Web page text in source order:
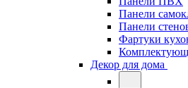
Панели
Панели
Фартуки
Декор для дома